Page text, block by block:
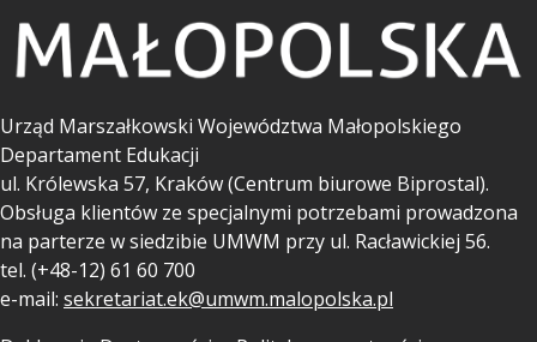
Urząd Marszałkowski Województwa Małopolskiego
Departament Edukacji
ul. Królewska 57, Kraków (Centrum biurowe Biprostal).
Obsługa klientów ze specjalnymi potrzebami prowadzona
na parterze w siedzibie UMWM przy ul. Racławickiej 56.
tel. (+48-12) 61 60 700
e-mail: sekretariat.ek@umwm.malopolska.pl